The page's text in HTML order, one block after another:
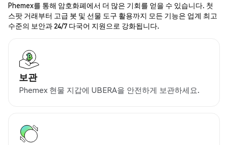
Phemex를 통해 암호화폐에서 더 많은 기회를 얻을 수 있습니다. 첫
스팟 거래부터 고급 봇 및 선물 도구 활용까지 모든 기능은 업계 최고
수준의 보안과 24/7 다국어 지원으로 강화됩니다.
보관
Phemex 현물 지갑에 UBERA을 안전하게 보관하세요.